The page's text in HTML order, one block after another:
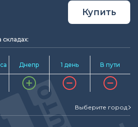
Купить
складах:
Днепр 1 день В пути
Выберите город